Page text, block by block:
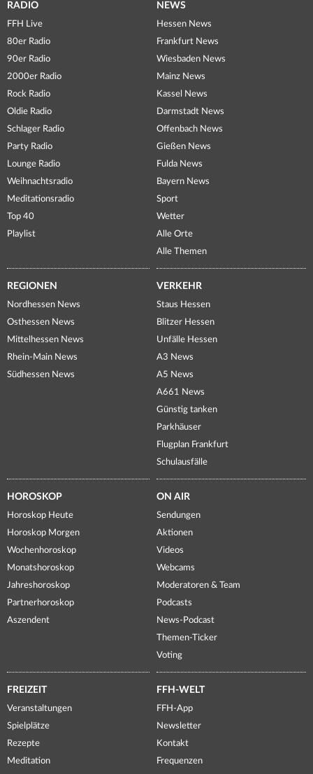
RADIO
FFH Live
80er Radio
90er Radio
2000er Radio
Rock Radio
Oldie Radio
Schlager Radio
Party Radio
Lounge Radio
Weihnachtsradio
Meditationsradio
Top 40
Playlist
NEWS
Hessen News
Frankfurt News
Wiesbaden News
Mainz News
Kassel News
Darmstadt News
Offenbach News
Gießen News
Fulda News
Bayern News
Sport
Wetter
Alle Orte
Alle Themen
REGIONEN
Nordhessen News
Osthessen News
Mittelhessen News
Rhein-Main News
Südhessen News
VERKEHR
Staus Hessen
Blitzer Hessen
Unfälle Hessen
A3 News
A5 News
A661 News
Günstig tanken
Parkhäuser
Flugplan Frankfurt
Schulausfälle
HOROSKOP
Horoskop Heute
Horoskop Morgen
Wochenhoroskop
Monatshoroskop
Jahreshoroskop
Partnerhoroskop
Aszendent
ON AIR
Sendungen
Aktionen
Videos
Webcams
Moderatoren & Team
Podcasts
News-Podcast
Themen-Ticker
Voting
FREIZEIT
Veranstaltungen
Spielplätze
Rezepte
Meditation
FFH-WELT
FFH-App
Newsletter
Kontakt
Frequenzen